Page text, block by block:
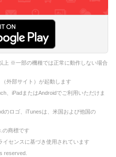
上 ※一部の機種では正常に動作しない場合
外部サイト）が起動します
、iPadまたはAndroidでご利用いただけま
のロゴ、iTunesは、米国および他国の
の商標です
イセンスに基づき使用されています
reserved.